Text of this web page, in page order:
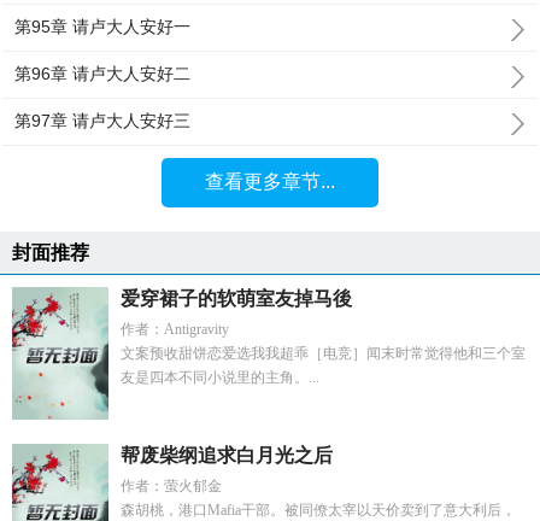
第95章 请卢大人安好一
第96章 请卢大人安好二
第97章 请卢大人安好三
查看更多章节...
封面推荐
爱穿裙子的软萌室友掉马後
作者：Antigravity
文案预收甜饼恋爱选我我超乖［电竞］闻末时常觉得他和三个室
友是四本不同小说里的主角。...
帮废柴纲追求白月光之后
作者：萤火郁金
森胡桃，港口Mafia干部。被同僚太宰以天价卖到了意大利后，